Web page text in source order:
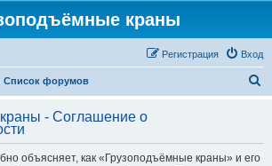
краны
Вход
Регистрация
Список форумов
с
- Соглашение о
объясняет, как «Грузоподъёмные краны» и его